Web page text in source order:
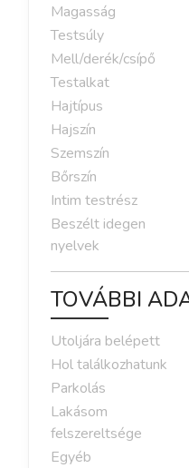
Magasság
Testsúly
Mell/derék/csípő
Testalkat
Hajtípus
Hajszín
Szemszín
Bőrszín
Intim testrész
Beszélt idegen
nyelvek
TOVÁBBI
Utoljára belépett
Hol találkozhatunk
Parkolás
Lakásom
felszereltsége
Egyéb